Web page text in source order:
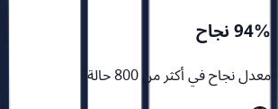
94% نجاح
معدل نجاح في أكثر من 800 حالة